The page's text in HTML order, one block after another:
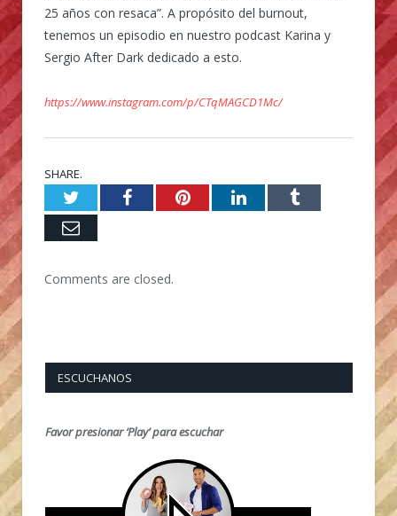
25 años con resaca”. A propósito del burnout,
tenemos un episodio en nuestro podcast Karina y
Sergio After Dark dedicado a esto.
https://www.instagram.com/p/CTqMAGCD1Mc/
SHARE.
TwitterFacebookPinterestLinkedInTumblr
Email
Comments are closed.
ESCUCHANOS
Favor presionar ‘Play’ para escuchar